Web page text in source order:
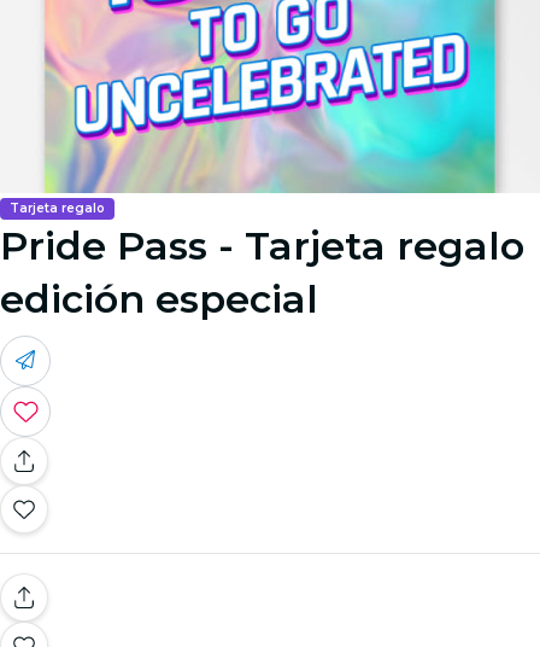
Tarjeta regalo
Pride Pass - Tarjeta regalo
edición especial